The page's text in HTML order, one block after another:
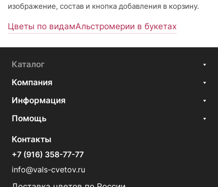
изображение, состав и кнопка добавления в корзину.
Цветы по видамАльстромерии в букетах
Каталог
Компания
Информация
Помощь
Контакты
+7 (916) 358-77-77
info@vals-cvetov.ru